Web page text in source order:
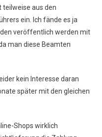
teilweise aus den
ein. Ich fände es ja
veröffentlich werden mit
man diese Beamten
kein Interesse daran
später mit den gleichen
Shops wirklich